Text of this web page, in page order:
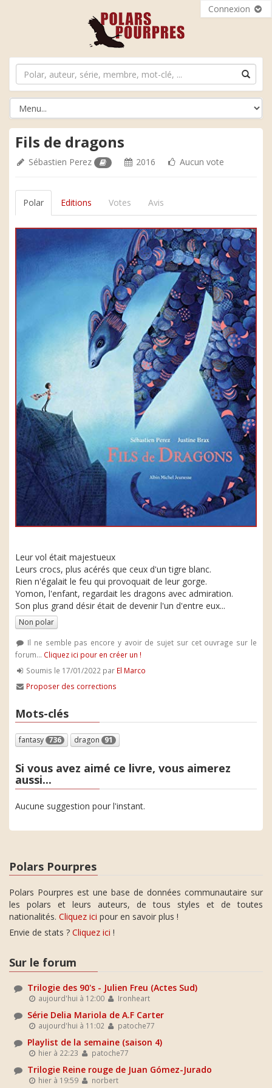
Connexion
Fils de dragons
Sébastien Perez 2016 Aucun vote
Polar Editions Votes Avis
Leur vol était majestueux
Leurs crocs, plus acérés que ceux d'un tigre blanc.
Rien n'égalait le feu qui provoquait de leur gorge.
Yomon, l'enfant, regardait les dragons avec admiration.
Son plus grand désir était de devenir l'un d'entre eux...
Non polar
Il ne semble pas encore y avoir de sujet sur cet ouvrage sur le
forum... Cliquez ici pour en créer un !
Soumis le 17/01/2022 par El Marco
Proposer des corrections
Mots-clés
fantasy 736 dragon 91
Si vous avez aimé ce livre, vous aimerez
aussi...
Aucune suggestion pour l'instant.
Polars Pourpres
Polars Pourpres est une base de données communautaire sur
les polars et leurs auteurs, de tous styles et de toutes
nationalités. Cliquez ici pour en savoir plus !
Envie de stats ? Cliquez ici !
Sur le forum
Trilogie des 90's - Julien Freu (Actes Sud)
aujourd'hui à 12:00 Ironheart
Série Delia Mariola de A.F Carter
aujourd'hui à 11:02 patoche77
Playlist de la semaine (saison 4)
hier à 22:23 patoche77
Trilogie Reine rouge de Juan Gómez-Jurado
hier à 19:59 norbert